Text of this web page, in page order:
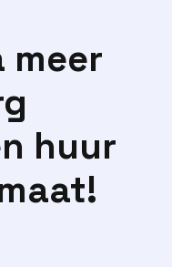
meer
huur